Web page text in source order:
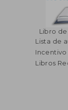
Libro
Lista de
Incentivo
Libros